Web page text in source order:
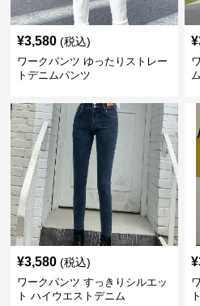
¥3,580 (税込)
ワークパンツ ゆったりストレー
トデニムパンツ
¥
¥3,580 (税込)
ワークパンツ すっきりシルエッ
ト ハイウエストデニム
¥